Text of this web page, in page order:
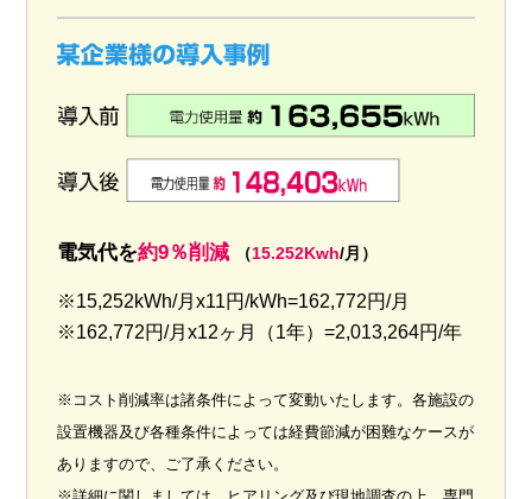
電気代を約9％削減 （15.252Kwh/月）
※15,252kWh/月x11円/kWh=162,772円/月
※162,772円/月x12ヶ月（1年）=2,013,264円/年
※コスト削減率は諸条件によって変動いたします。各施設の
設置機器及び各種条件によっては経費節減が困難なケースが
ありますので、ご了承ください。
※詳細に関しましては、ヒアリング及び現地調査の上、専門